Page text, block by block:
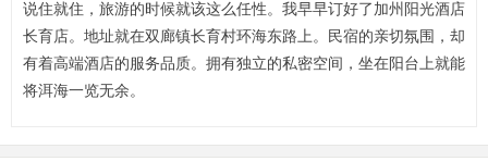
说住就住，旅游的时候就该这么任性。我早早订好了加州阳光酒店
长育店。地址就在双廊镇长育村环海东路上。民宿的亲切氛围，却
有着高端酒店的服务品质。拥有独立的私密空间，坐在阳台上就能
将洱海一览无余。